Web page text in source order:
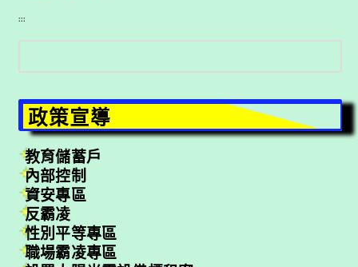
:::
搜
尋
政策宣導
教育儲蓄戶
內部控制
資安專區
反霸凌
性別平等專區
職場霸凌專區